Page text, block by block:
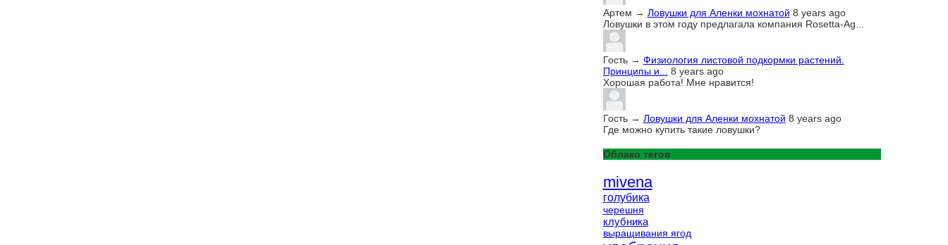
Артем → Ловушки для Аленки мохнатой 8 years ago
Ловушки в этом году предлагала компания Rosetta-Ag...
Гость→ Физиология листовой подкормки растений.
Принципы и... 8 years ago
Хорошая работа! Мне нравится!
Гость→ Ловушки для Аленки мохнатой 8 years ago
Где можно купить такие ловушки?
Облако тегов
mivena
голубика
черешня
клубника
выращивания ягод